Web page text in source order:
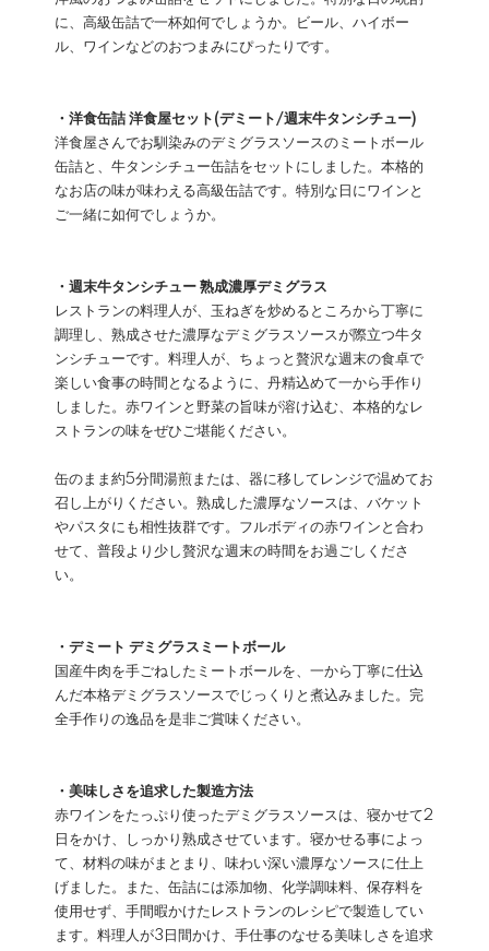
に、高級缶詰で一杯如何でしょうか。ビール、ハイボー
ル、ワインなどのおつまみにぴったりです。
・洋食缶詰 洋食屋セット(デミート/週末牛タンシチュー)
洋食屋さんでお馴染みのデミグラスソースのミートボール
缶詰と、牛タンシチュー缶詰をセットにしました。本格的
なお店の味が味わえる高級缶詰です。特別な日にワインと
ご一緒に如何でしょうか。
・週末牛タンシチュー 熟成濃厚デミグラス
レストランの料理人が、玉ねぎを炒めるところから丁寧に
調理し、熟成させた濃厚なデミグラスソースが際立つ牛タ
ンシチューです。料理人が、ちょっと贅沢な週末の食卓で
楽しい食事の時間となるように、丹精込めて一から手作り
しました。赤ワインと野菜の旨味が溶け込む、本格的なレ
ストランの味をぜひご堪能ください。
缶のまま約5分間湯煎または、器に移してレンジで温めてお
召し上がりください。熟成した濃厚なソースは、バケット
やパスタにも相性抜群です。フルボディの赤ワインと合わ
せて、普段より少し贅沢な週末の時間をお過ごしくださ
い。
・デミート デミグラスミートボール
国産牛肉を手ごねしたミートボールを、一から丁寧に仕込
んだ本格デミグラスソースでじっくりと煮込みました。完
全手作りの逸品を是非ご賞味ください。
・美味しさを追求した製造方法
赤ワインをたっぷり使ったデミグラスソースは、寝かせて2
日をかけ、しっかり熟成させています。寝かせる事によっ
て、材料の味がまとまり、味わい深い濃厚なソースに仕上
げました。また、缶詰には添加物、化学調味料、保存料を
使用せず、手間暇かけたレストランのレシピで製造してい
ます。料理人が3日間かけ、手仕事のなせる美味しさを追求